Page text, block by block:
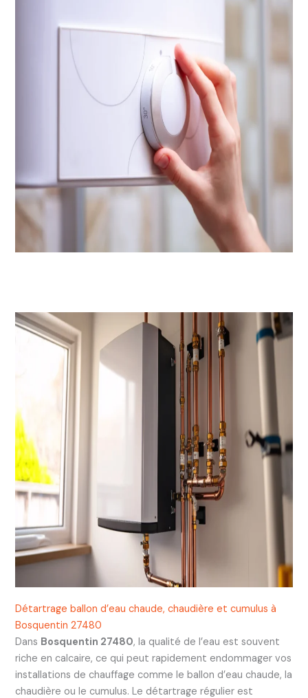
Détartrage ballon d’eau chaude, chaudière et cumulus à
Bosquentin 27480
Dans Bosquentin 27480, la qualité de l’eau est souvent
riche en calcaire, ce qui peut rapidement endommager vos
installations de chauffage comme le ballon d’eau chaude, la
chaudière ou le cumulus. Le détartrage régulier est